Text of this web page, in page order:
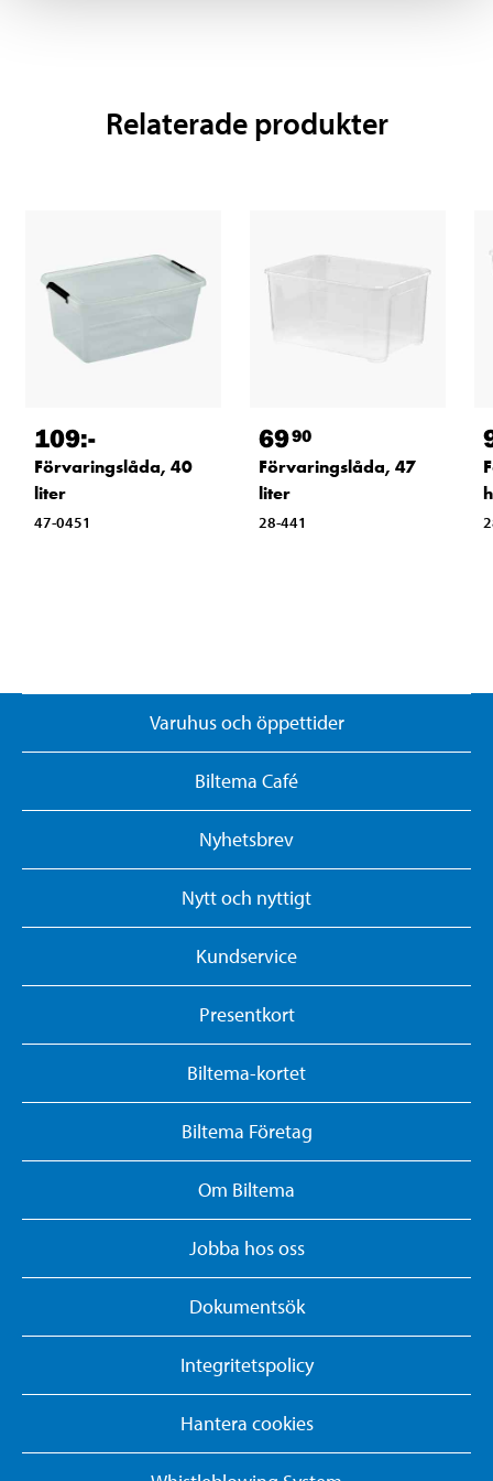
Relaterade produkter
109:-
Förvaringslåda, 40
liter
47-0451
6990
Förvaringslåda, 47
liter
28-441
Varuhus och öppettider
Biltema Café
Nyhetsbrev
Nytt och nyttigt
Kundservice
Presentkort
Biltema-kortet
Biltema Företag
Om Biltema
Jobba hos oss
Dokumentsök
Integritetspolicy
Hantera cookies